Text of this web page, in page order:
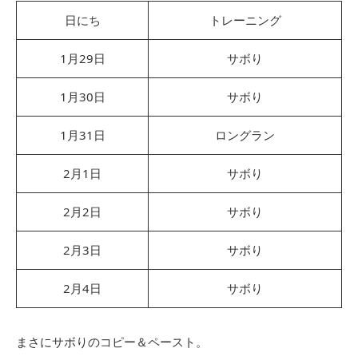
日にち トレーニング
1月29日 サボり
1月30日 サボり
1月31日 ロングラン
2月1日 サボり
2月2日 サボり
2月3日 サボり
2月4日 サボり
まさにサボりのコピー＆ペースト。